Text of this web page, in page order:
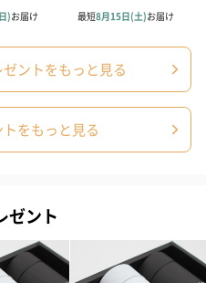
ルロリポップ
ド（コーラ味)
円）
タオル）（
ントをもっと見る
をもっと見る
ゼント